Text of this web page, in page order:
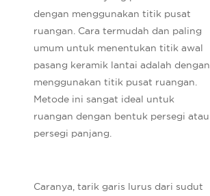
dengan menggunakan titik pusat
ruangan. Cara termudah dan paling
umum untuk menentukan titik awal
pasang keramik lantai adalah dengan
menggunakan titik pusat ruangan.
Metode ini sangat ideal untuk
ruangan dengan bentuk persegi atau
persegi panjang.
Caranya, tarik garis lurus dari sudut